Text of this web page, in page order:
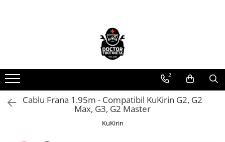
Toate produsele
Piese de schimb
https://www.doctortrotineta.ro/electrica
Acceleratie
2
Cablu Frana 1.95m - Compatibil KuKirin G2, G2
Max, G3, G2 Master
KuKirin